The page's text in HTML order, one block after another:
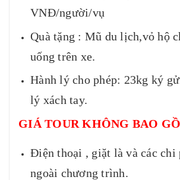
VNĐ/người/vụ
Quà tặng : Mũ du lịch,vỏ hộ
uống trên xe.
Hành lý cho phép: 23kg ký
lý xách tay.
GIÁ TOUR KHÔNG BAO
Điện thoại , giặt là và các chi
ngoài chương trình.